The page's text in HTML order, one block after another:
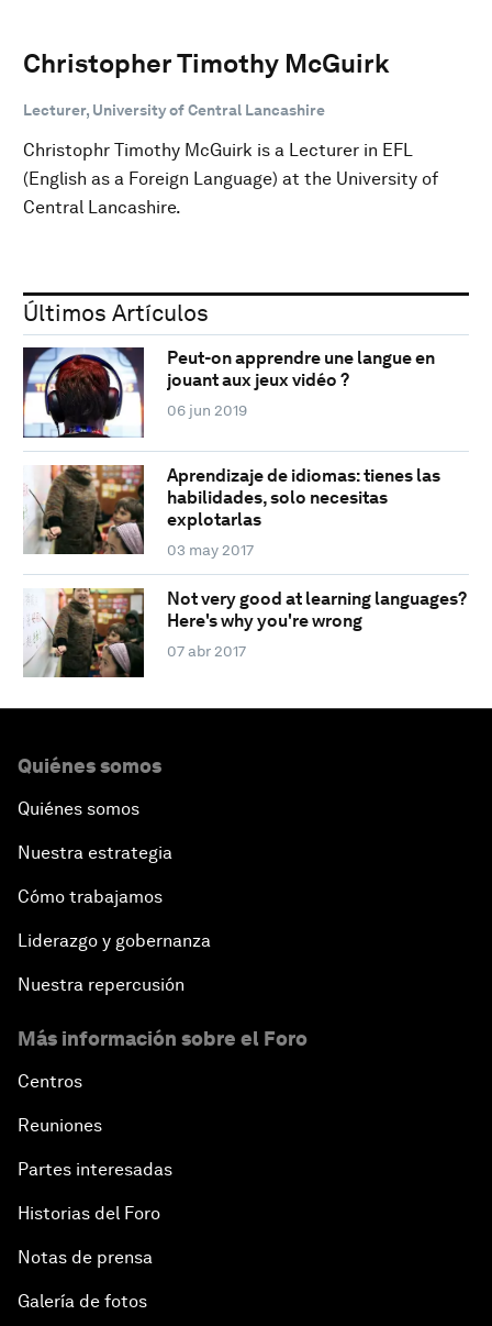
Christopher Timothy McGuirk
Lecturer, University of Central Lancashire
Christophr Timothy McGuirk is a Lecturer in EFL
(English as a Foreign Language) at the University of
Central Lancashire.
Últimos Artículos
Peut-on apprendre une langue en
jouant aux jeux vidéo ?
06 jun 2019
Aprendizaje de idiomas: tienes las
habilidades, solo necesitas
explotarlas
03 may 2017
Not very good at learning languages?
Here's why you're wrong
07 abr 2017
Quiénes somos
Quiénes somos
Nuestra estrategia
Cómo trabajamos
Liderazgo y gobernanza
Nuestra repercusión
Más información sobre el Foro
Centros
Reuniones
Partes interesadas
Historias del Foro
Notas de prensa
Galería de fotos